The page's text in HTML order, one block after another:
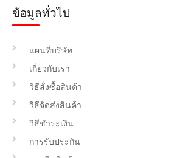
ข้อมูลทั่วไป
แผนที่บริษัท
เกี่ยวกับเรา
วิธีสั่งซื้อสินค้า
วิธีจัดส่งสินค้า
วิธีชำระเงิน
การรับประกัน